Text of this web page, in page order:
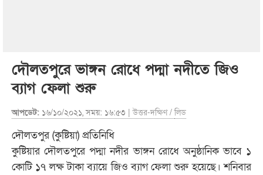
দৌলতপুরে ভাঙ্গন রোধে পদ্মা নদীতে জিও
ব্যাগ ফেলা শুরু
আপডেট: ১৬/১০/২০২১, সময়: ১৬:৫৩ |উত্তর-দক্ষিণ/লিড
দৌলতপুর (কুষ্টিয়া) প্রতিনিধি
কুষ্টিয়ার দৌলতপুরে পদ্মা নদীর ভাঙ্গন রোধে অনুষ্ঠানিক ভাবে ১
কোটি ১৭ লক্ষ টাকা ব্যায়ে জিও ব্যাগ ফেলা শুরু হয়েছে। শনিবার